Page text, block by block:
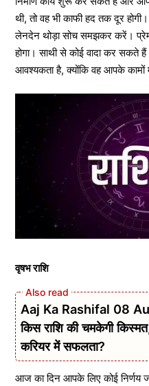
थी, तो वह भी काफी हद तक दूर
लेनदेन थोड़ा सोच समझकर करें।
होगा। साथी से कोई वादा कर
आवश्यकता है, क्योंकि वह आपके कामों
वृषभ राशि
Aaj Ka Rashifal 08
किस राशि की चमकेगी
करियर में सफलता?
आज का दिन आपके लिए कोई निर्णय